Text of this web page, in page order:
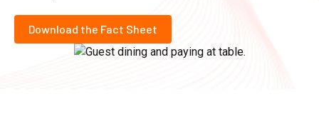
Download the Fact Sheet